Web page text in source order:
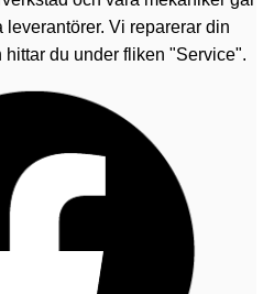
Vi reparerar din
hittar du under fliken "Service".